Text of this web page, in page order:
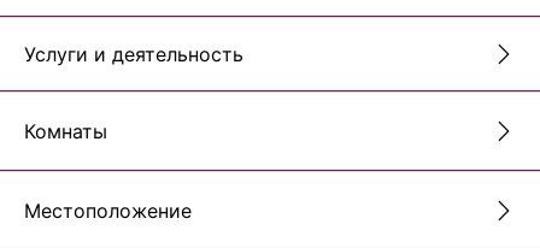
Услуги и деятельность
Комнаты
Местоположение